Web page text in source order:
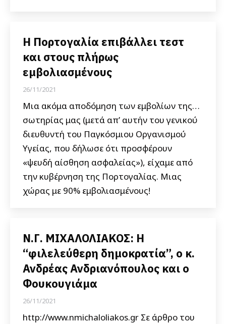
Η Πορτογαλία επιβάλλει τεστ
και στους πλήρως
εμβολιασμένους
26/11/2021
Μια ακόμα αποδόμηση των εμβολίων της…
σωτηρίας μας (μετά απ’ αυτήν του γενικού
διευθυντή του Παγκόσμιου Οργανισμού
Υγείας, που δήλωσε ότι προσφέρουν
«ψευδή αίσθηση ασφαλείας»), είχαμε από
την κυβέρνηση της Πορτογαλίας. Μιας
χώρας με 90% εμβολιασμένους!
Ν.Γ. ΜΙΧΑΛΟΛΙΑΚΟΣ: Η
“φιλελεύθερη δημοκρατία”, ο κ.
Ανδρέας Ανδριανόπουλος και ο
Φουκουγιάμα
26/11/2021
http://www.nmichaloliakos.gr Σε άρθρο του